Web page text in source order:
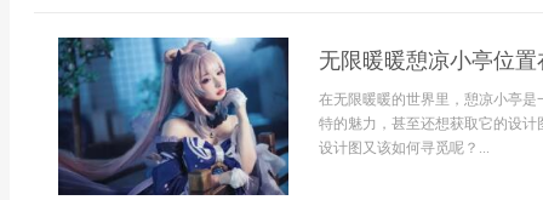
无限暖暖憩凉小亭位置
在无限暖暖的世界里，憩凉小亭
特的魅力，甚至还想获取它的设
设计图又该如何寻觅呢？...